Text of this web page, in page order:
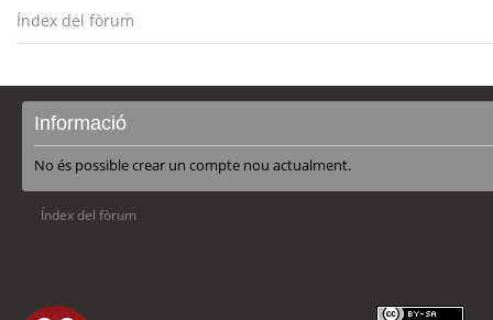
Índex del fòrum
Informació
No és possible crear un compte nou actualment.
Índex del fòrum